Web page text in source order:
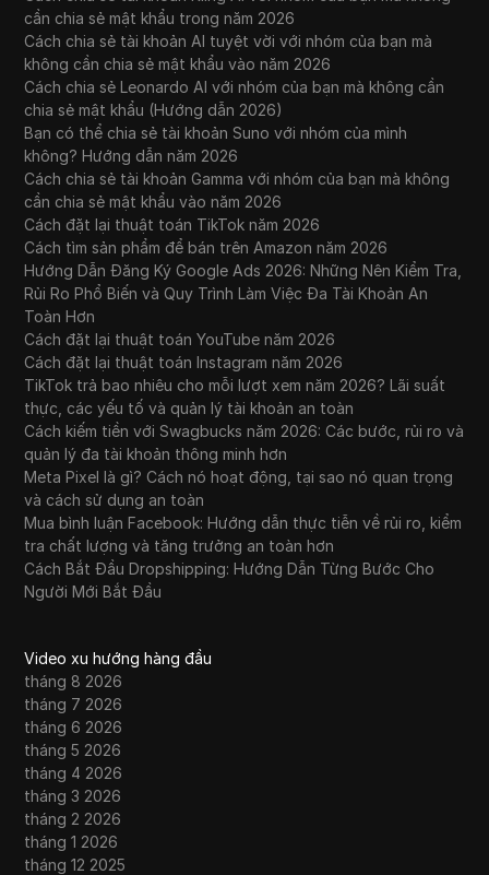
cần chia sẻ mật khẩu trong năm 2026
Cách chia sẻ tài khoản AI tuyệt vời với nhóm của bạn mà
không cần chia sẻ mật khẩu vào năm 2026
Cách chia sẻ Leonardo AI với nhóm của bạn mà không cần
chia sẻ mật khẩu (Hướng dẫn 2026)
Bạn có thể chia sẻ tài khoản Suno với nhóm của mình
không? Hướng dẫn năm 2026
Cách chia sẻ tài khoản Gamma với nhóm của bạn mà không
cần chia sẻ mật khẩu vào năm 2026
Cách đặt lại thuật toán TikTok năm 2026
Cách tìm sản phẩm để bán trên Amazon năm 2026
Hướng Dẫn Đăng Ký Google Ads 2026: Những Nên Kiểm Tra,
Rủi Ro Phổ Biến và Quy Trình Làm Việc Đa Tài Khoản An
Toàn Hơn
Cách đặt lại thuật toán YouTube năm 2026
Cách đặt lại thuật toán Instagram năm 2026
TikTok trả bao nhiêu cho mỗi lượt xem năm 2026? Lãi suất
thực, các yếu tố và quản lý tài khoản an toàn
Cách kiếm tiền với Swagbucks năm 2026: Các bước, rủi ro và
quản lý đa tài khoản thông minh hơn
Meta Pixel là gì? Cách nó hoạt động, tại sao nó quan trọng
và cách sử dụng an toàn
Mua bình luận Facebook: Hướng dẫn thực tiễn về rủi ro, kiểm
tra chất lượng và tăng trưởng an toàn hơn
Cách Bắt Đầu Dropshipping: Hướng Dẫn Từng Bước Cho
Người Mới Bắt Đầu
Video xu hướng hàng đầu
tháng 8 2026
tháng 7 2026
tháng 6 2026
tháng 5 2026
tháng 4 2026
tháng 3 2026
tháng 2 2026
tháng 1 2026
tháng 12 2025